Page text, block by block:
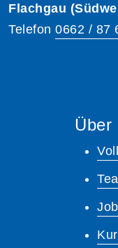
Flachgau
Telefon 0662 / 87
Über